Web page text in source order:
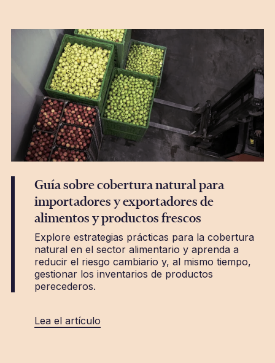
Guía sobre cobertura natural para
importadores y exportadores de
alimentos y productos frescos
Explore estrategias prácticas para la cobertura
natural en el sector alimentario y aprenda a
reducir el riesgo cambiario y, al mismo tiempo,
gestionar los inventarios de productos
perecederos.
Lea el artículo